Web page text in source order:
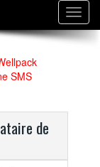
SMS
de